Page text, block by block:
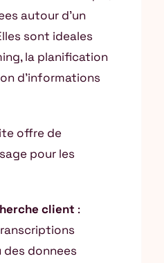
autour d’un
sont ideales
la planification
d’informations
offre de
pour les
client :
des donnees